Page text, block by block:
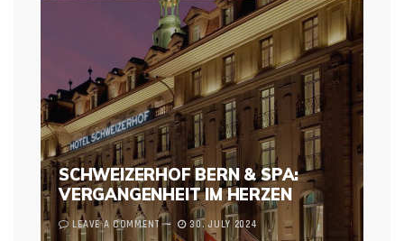
SCHWEIZERHOF BERN & SPA:
VERGANGENHEIT IM HERZEN
LEAVE A COMMENT 30. JULY 2024